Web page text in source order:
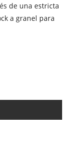
de una estricta
a granel para